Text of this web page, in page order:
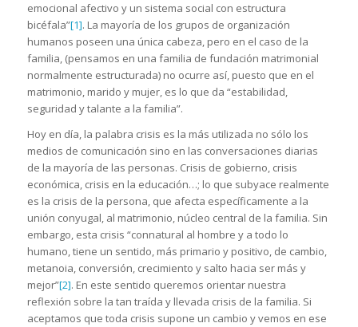
emocional afectivo y un sistema social con estructura
bicéfala”[1]. La mayoría de los grupos de organización
humanos poseen una única cabeza, pero en el caso de la
familia, (pensamos en una familia de fundación matrimonial
normalmente estructurada) no ocurre así, puesto que en el
matrimonio, marido y mujer, es lo que da “estabilidad,
seguridad y talante a la familia”.
Hoy en día, la palabra crisis es la más utilizada no sólo los
medios de comunicación sino en las conversaciones diarias
de la mayoría de las personas. Crisis de gobierno, crisis
económica, crisis en la educación…; lo que subyace realmente
es la crisis de la persona, que afecta específicamente a la
unión conyugal, al matrimonio, núcleo central de la familia. Sin
embargo, esta crisis “connatural al hombre y a todo lo
humano, tiene un sentido, más primario y positivo, de cambio,
metanoia, conversión, crecimiento y salto hacia ser más y
mejor”[2]. En este sentido queremos orientar nuestra
reflexión sobre la tan traída y llevada crisis de la familia. Si
aceptamos que toda crisis supone un cambio y vemos en ese